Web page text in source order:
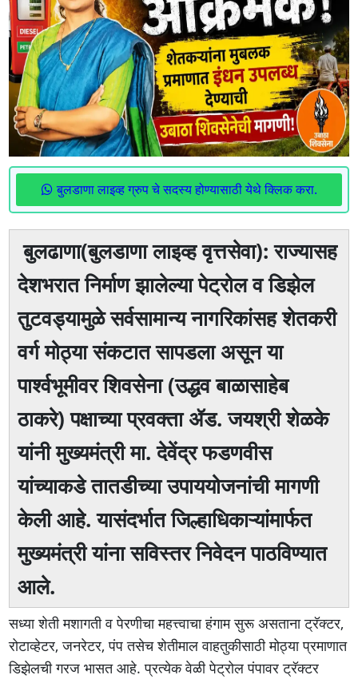
बुलडाणा लाइव्ह ग्रुप चे सदस्य होण्यासाठी येथे क्लिक करा.
बुलढाणा(बुलडाणा लाइव्ह वृत्तसेवा): राज्यासह
देशभरात निर्माण झालेल्या पेट्रोल व डिझेल
तुटवड्यामुळे सर्वसामान्य नागरिकांसह शेतकरी
वर्ग मोठ्या संकटात सापडला असून या
पार्श्वभूमीवर शिवसेना (उद्धव बाळासाहेब
ठाकरे) पक्षाच्या प्रवक्ता ॲड. जयश्री शेळके
यांनी मुख्यमंत्री मा. देवेंद्र फडणवीस
यांच्याकडे तातडीच्या उपाययोजनांची मागणी
केली आहे. यासंदर्भात जिल्हाधिकाऱ्यांमार्फत
मुख्यमंत्री यांना सविस्तर निवेदन पाठविण्यात
आले.
सध्या शेती मशागती व पेरणीचा महत्त्वाचा हंगाम सुरू असताना ट्रॅक्टर,
रोटाव्हेटर, जनरेटर, पंप तसेच शेतीमाल वाहतुकीसाठी मोठ्या प्रमाणात
डिझेलची गरज भासत आहे. प्रत्येक वेळी पेट्रोल पंपावर ट्रॅक्टर